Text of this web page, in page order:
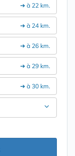
➔ à 22 km.
➔ à 24 km.
➔ à 26 km.
➔ à 29 km.
➔ à 30 km.